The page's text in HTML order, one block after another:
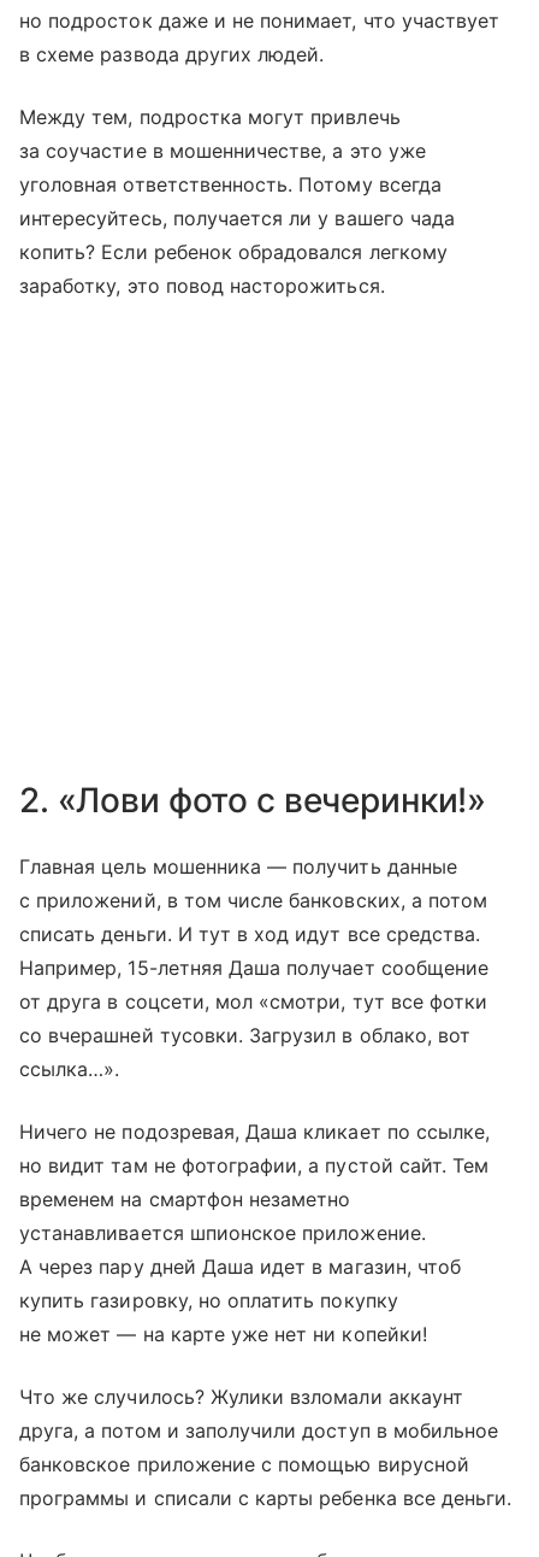
но подросток даже и не понимает, что участвует
в схеме развода других людей.
Между тем, подростка могут привлечь
за соучастие в мошенничестве, а это уже
уголовная ответственность. Потому всегда
интересуйтесь, получается ли у вашего чада
копить? Если ребенок обрадовался легкому
заработку, это повод насторожиться.
2. «Лови фото с вечеринки!»
Главная цель мошенника — получить данные
с приложений, в том числе банковских, а потом
списать деньги. И тут в ход идут все средства.
Например, 15-летняя Даша получает сообщение
от друга в соцсети, мол «смотри, тут все фотки
со вчерашней тусовки. Загрузил в облако, вот
ссылка…».
Ничего не подозревая, Даша кликает по ссылке,
но видит там не фотографии, а пустой сайт. Тем
временем на смартфон незаметно
устанавливается шпионское приложение.
А через пару дней Даша идет в магазин, чтоб
купить газировку, но оплатить покупку
не может — на карте уже нет ни копейки!
Что же случилось? Жулики взломали аккаунт
друга, а потом и заполучили доступ в мобильное
банковское приложение с помощью вирусной
программы и списали с карты ребенка все деньги.